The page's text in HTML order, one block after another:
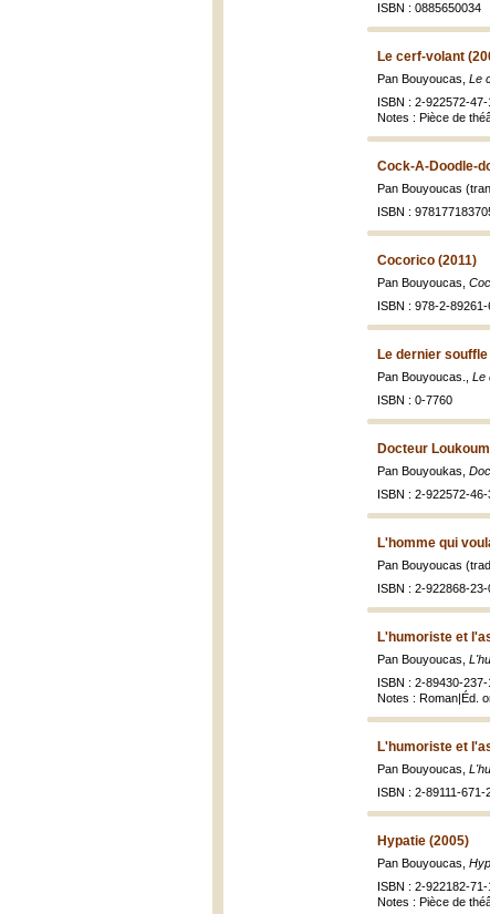
ISBN : 0885650034
Le cerf-volant
Pan Bouyoucas, Le
ISBN : 2-922572-47-
Notes : Pièce de
Cock-A-Doodle-
Pan Bouyoucas
ISBN :
Cocorico (2011)
Pan Bouyoucas,
ISBN : 978-2-89261-
Le dernier souffle
Pan Bouyoucas., Le
ISBN : 0-7760
Docteur
Pan Bouyoukas,
ISBN : 2-922572-46-
L'homme qui
Pan Bouyoucas
ISBN : 2-922868-23-
L'humoriste et
Pan Bouyoucas,
ISBN : 2-89430-
Notes : Roman|Éd.
L'humoriste et
Pan Bouyoucas,
ISBN : 2-89111-671-
Hypatie (2005)
Pan Bouyoucas,
ISBN : 2-922182-71-
Notes : Pièce de